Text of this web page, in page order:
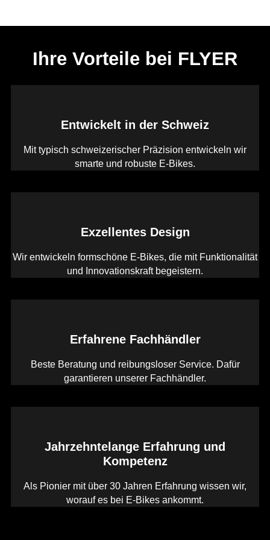
Ihre Vorteile bei FLYER
Entwickelt in der Schweiz
Mit typisch schweizerischer Präzision entwickeln wir
smarte und robuste E-Bikes.
Exzellentes Design
Wir entwickeln formschöne E-Bikes, die mit Funktionalität
und Innovationskraft begeistern.
Erfahrene Fachhändler
Beste Beratung und reibungsloser Service. Dafür
garantieren unserer Fachhändler.
Jahrzehntelange Erfahrung und
Kompetenz
Als Pionier mit über 30 Jahren Erfahrung wissen wir,
worauf es bei E-Bikes ankommt.